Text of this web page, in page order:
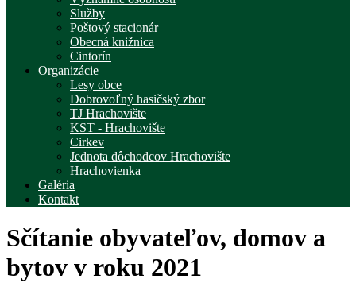
Služby
Poštový stacionár
Obecná knižnica
Cintorín
Organizácie
Lesy obce
Dobrovoľný hasičský zbor
TJ Hrachovište
KST - Hrachovište
Cirkev
Jednota dôchodcov Hrachovište
Hrachovienka
Galéria
Kontakt
Sčítanie obyvateľov, domov a
bytov v roku 2021